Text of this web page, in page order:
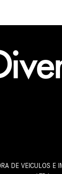
DE VEICULOS E